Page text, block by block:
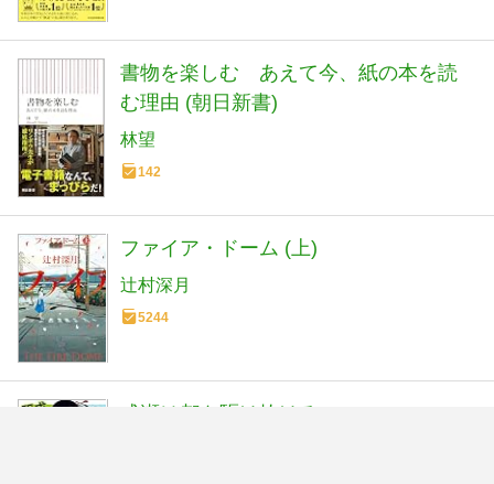
書物を楽しむ あえて今、紙の本を読
む理由 (朝日新書)
林望
142
ファイア・ドーム (上)
辻村深月
5244
成瀬は都を駆け抜ける